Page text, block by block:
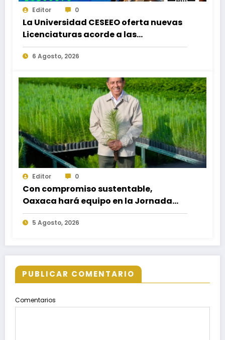
Editor 0
La Universidad CESEEO oferta nuevas
Licenciaturas acorde a las
necesidades educativas de los
egresados de escuelas del nivel medio
6 Agosto, 2026
Editor 0
Con compromiso sustentable,
Oaxaca hará equipo en la Jornada
Nacional de Reforestación 2026
5 Agosto, 2026
PUBLICAR COMENTARIO
Comentarios